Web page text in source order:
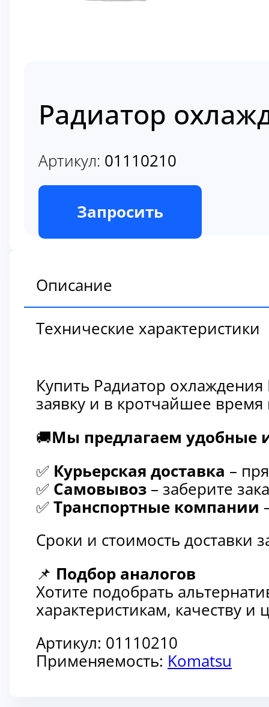
Радиатор
Артикул: 01110210
В наличии
Запросить
Описание
Технические характеристики
Купить Радиатор
заявку и в кротчайшее
🚚Мы предлагаем удобные
✅ Курьерская доставка –
✅ Самовывоз – заберите
✅ Транспортные компании
Сроки и стоимость доставки
📌 Подбор аналогов
Хотите подобрать
характеристикам, качеству
Артикул: 01110210
Применяемость: Komatsu